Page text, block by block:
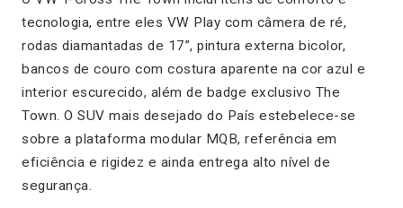
tecnologia, entre eles VW Play com câmera de ré,
rodas diamantadas de 17”, pintura externa bicolor,
bancos de couro com costura aparente na cor azul e
interior escurecido, além de badge exclusivo The
Town. O SUV mais desejado do País estebelece-se
sobre a plataforma modular MQB, referência em
eficiência e rigidez e ainda entrega alto nível de
segurança.